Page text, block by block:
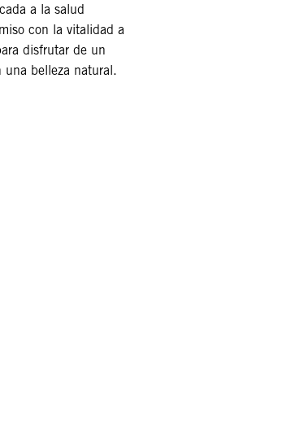
a la salud
con la vitalidad a
disfrutar de un
una belleza natural.